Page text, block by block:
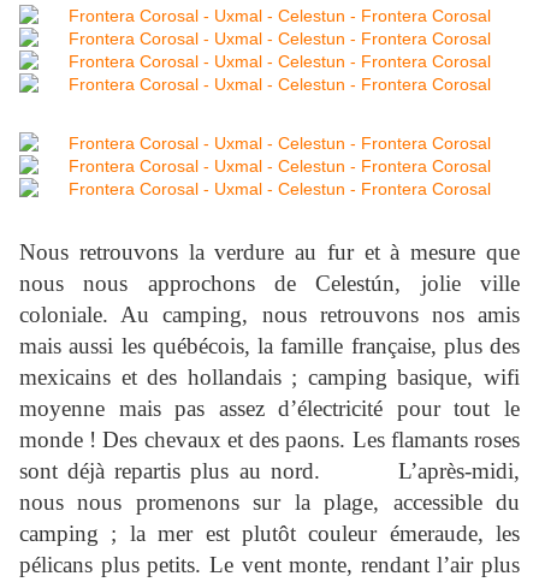
Nous retrouvons la verdure au fur et à mesure que
nous nous approchons de Celestún, jolie ville
coloniale. Au camping, nous retrouvons nos amis
mais aussi les québécois, la famille française, plus des
mexicains et des hollandais ; camping basique, wifi
moyenne mais pas assez d’électricité pour tout le
monde ! Des chevaux et des paons. Les flamants roses
sont déjà repartis plus au nord. L’après-midi,
nous nous promenons sur la plage, accessible du
camping ; la mer est plutôt couleur émeraude, les
pélicans plus petits. Le vent monte, rendant l’air plus